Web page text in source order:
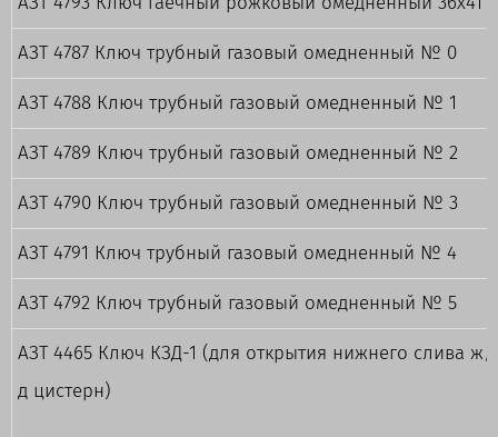
АЗТ 4787 Ключ трубный газовый омедненный № 0
АЗТ 4788 Ключ трубный газовый омедненный № 1
АЗТ 4789 Ключ трубный газовый омедненный № 2
АЗТ 4790 Ключ трубный газовый омедненный № 3
АЗТ 4791 Ключ трубный газовый омедненный № 4
АЗТ 4792 Ключ трубный газовый омедненный № 5
АЗТ 4465 Ключ КЗД-1 (для открытия нижнего слива ж/
д цистерн)